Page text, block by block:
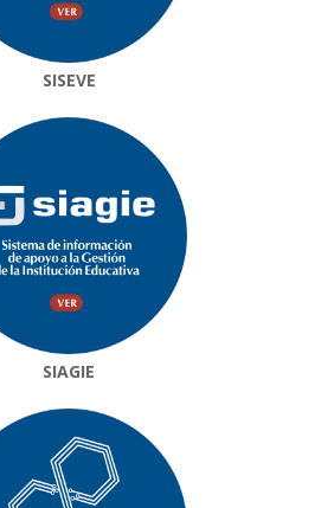
SISEVE
SIAGIE